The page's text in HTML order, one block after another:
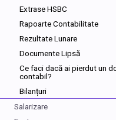
Extrase HSBC
Rapoarte Contabilitate
Rezultate Lunare
Documente Lipsă
Ce faci dacă ai pierdut un
contabil?
Bilanțuri
Salarizare